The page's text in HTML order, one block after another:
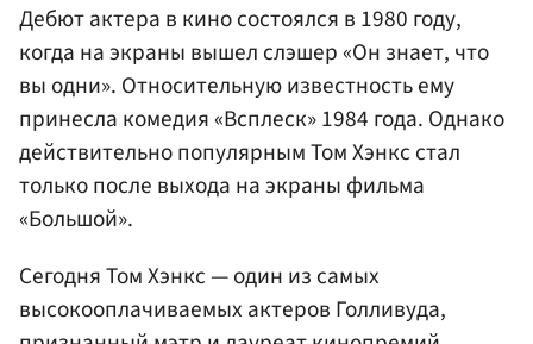
Дебют актера в кино состоялся в 1980 году,
когда на экраны вышел слэшер «Он знает, что
вы одни». Относительную известность ему
принесла комедия «Всплеск» 1984 года. Однако
действительно популярным Том Хэнкс стал
только после выхода на экраны фильма
«Большой».
Сегодня Том Хэнкс — один из самых
высокооплачиваемых актеров Голливуда,